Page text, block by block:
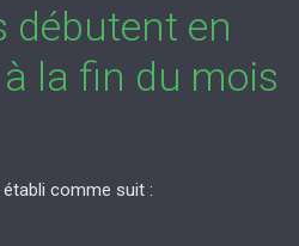
débutent en
la fin du mois
comme suit :